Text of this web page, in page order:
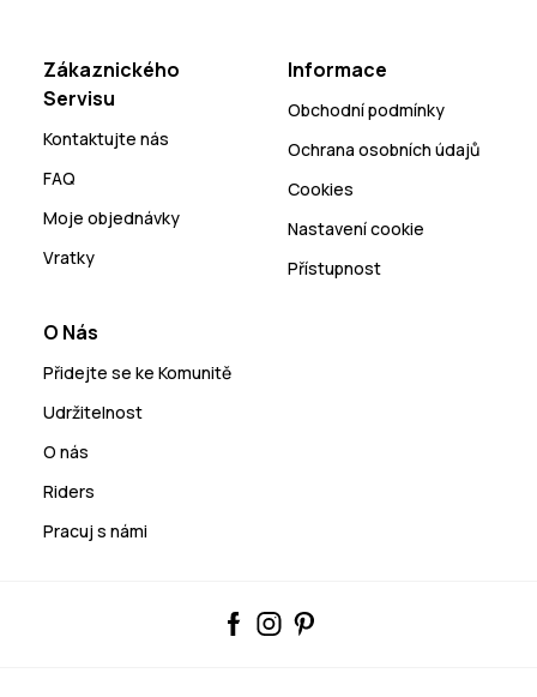
Zákaznického
Servisu
Kontaktujte nás
FAQ
Moje objednávky
Vratky
Informace
Obchodní podmínky
Ochrana osobních údajů
Cookies
Nastavení cookie
Přístupnost
O Nás
Přidejte se ke Komunitě
Udržitelnost
O nás
Riders
Pracuj s námi